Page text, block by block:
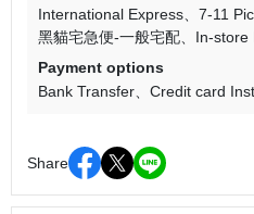
International Express
7-11
黑貓宅急便-一般宅配
In-store
Payment options
Bank Transfer
Credit card
Share